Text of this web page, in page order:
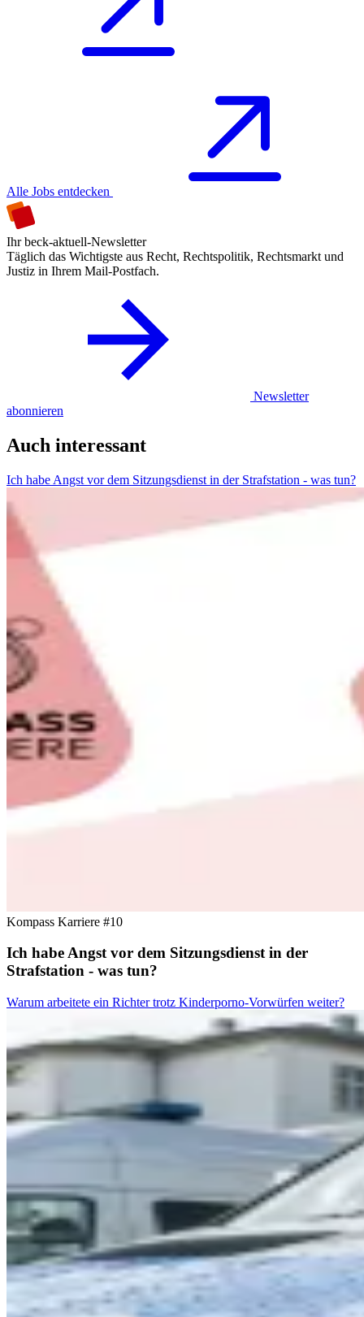
Alle Jobs entdecken
Ihr beck-aktuell-Newsletter
Täglich das Wichtigste aus Recht, Rechtspolitik, Rechtsmarkt und
Justiz in Ihrem Mail-Postfach.
Newsletter
abonnieren
Auch interessant
Ich habe Angst vor dem Sitzungsdienst in der Strafstation - was tun?
Kompass Karriere #10
Ich habe Angst vor dem Sitzungsdienst in der
Strafstation - was tun?
Warum arbeitete ein Richter trotz Kinderporno-Vorwürfen weiter?